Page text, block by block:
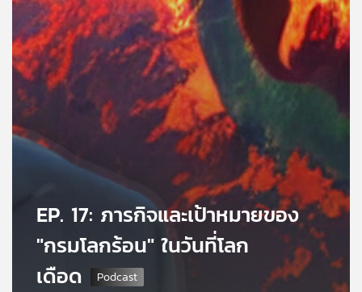
ข่าว
และ
กิจกรรม
เกี่ยว
กับ
เรา
EP. 17: ภารกิจและเป้าหมายของ
"กรมโลกร้อน" ในวันที่โลก
เดือด